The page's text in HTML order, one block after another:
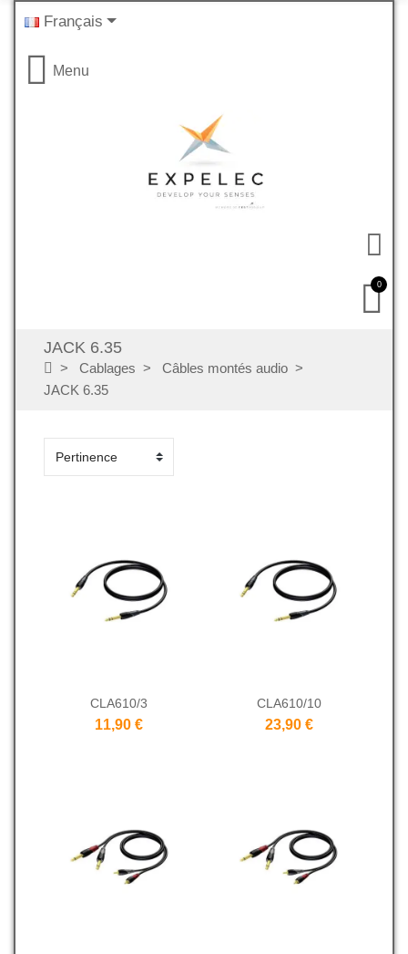
Français
Menu
0
JACK 6.35
Cablages
Câbles montés audio
JACK 6.35
CLA610/3
11,90 €
CLA610/10
23,90 €